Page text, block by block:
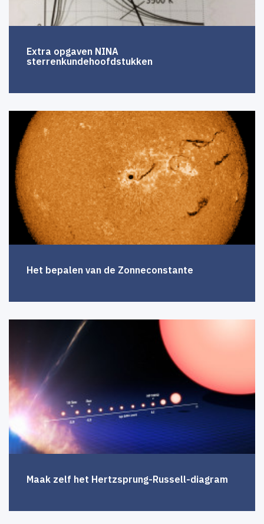
Extra opgaven NINA
sterrenkundehoofdstukken
Het bepalen van de Zonneconstante
Maak zelf het Hertzsprung-Russell-diagram